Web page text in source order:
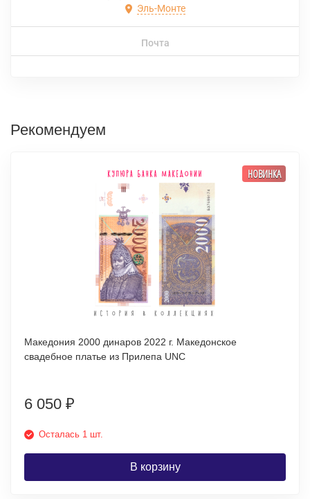
Эль-Монте
Почта
Рекомендуем
НОВИНКА
Македония 2000 динаров 2022 г. Македонское
свадебное платье из Прилепа UNC
6 050 ₽
Осталась 1 шт.
В корзину